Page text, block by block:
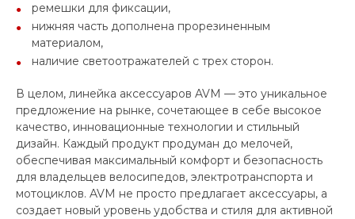
ремешки для фиксации,
нижняя часть дополнена прорезиненным
материалом,
наличие светоотражателей с трех сторон.
В целом, линейка аксессуаров AVM — это уникальное
предложение на рынке, сочетающее в себе высокое
качество, инновационные технологии и стильный
дизайн. Каждый продукт продуман до мелочей,
обеспечивая максимальный комфорт и безопасность
для владельцев велосипедов, электротранспорта и
мотоциклов. AVM не просто предлагает аксессуары, а
создает новый уровень удобства и стиля для активной